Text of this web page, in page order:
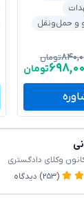
و حمل‌ونقل
تومان
تومان
وکلای دادگستری
(۲۵۳) دیدگاه